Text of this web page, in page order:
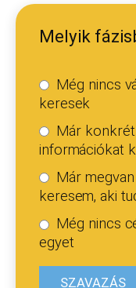
Melyik
Még nincs
keresek
Már
információkat
Már
keresem, aki
Még nincs
egyet